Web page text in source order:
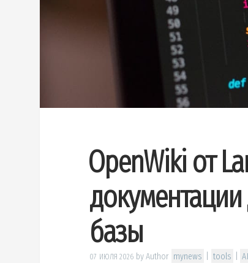
OpenWiki от
базы
07 ИЮЛЯ 2026 byAuthor mynews tools AI